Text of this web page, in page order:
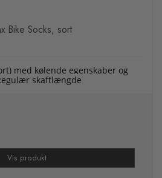
Bike Socks, sort
med kølende egenskaber og
skaftlængde
Vis produkt